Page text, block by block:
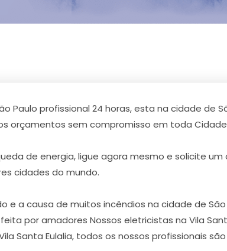
Paulo profissional 24 horas, esta na cidade
orçamentos sem compromisso em toda Cidade
de energia, ligue agora mesmo e solicite
cidades do mundo.
e a causa de muitos incêndios na cidade de
por amadores Nossos eletricistas na Vila
Santa Eulalia, todos os nossos profissionais